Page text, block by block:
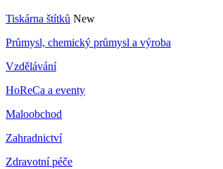
Tiskárna štítků New
Průmysl, chemický průmysl a výroba
Vzdělávání
HoReCa a eventy
Maloobchod
Zahradnictví
Zdravotní péče